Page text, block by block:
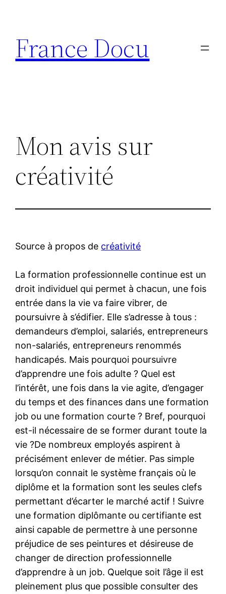
contenu
France Docu
Mon avis sur
créativité
Source à propos de créativité
La formation professionnelle continue est un
droit individuel qui permet à chacun, une fois
entrée dans la vie va faire vibrer, de
poursuivre à s’édifier. Elle s’adresse à tous :
demandeurs d’emploi, salariés, entrepreneurs
non-salariés, entrepreneurs renommés
handicapés. Mais pourquoi poursuivre
d’apprendre une fois adulte ? Quel est
l’intérêt, une fois dans la vie agite, d’engager
du temps et des finances dans une formation
job ou une formation courte ? Bref, pourquoi
est-il nécessaire de se former durant toute la
vie ?De nombreux employés aspirent à
précisément enlever de métier. Pas simple
lorsqu’on connait le système français où le
diplôme et la formation sont les seules clefs
permettant d’écarter le marché actif ! Suivre
une formation diplômante ou certifiante est
ainsi capable de permettre à une personne
préjudice de ses peintures et désireuse de
changer de direction professionnelle
d’apprendre à un job. Quelque soit l’âge il est
pleinement plus que possible consulter des